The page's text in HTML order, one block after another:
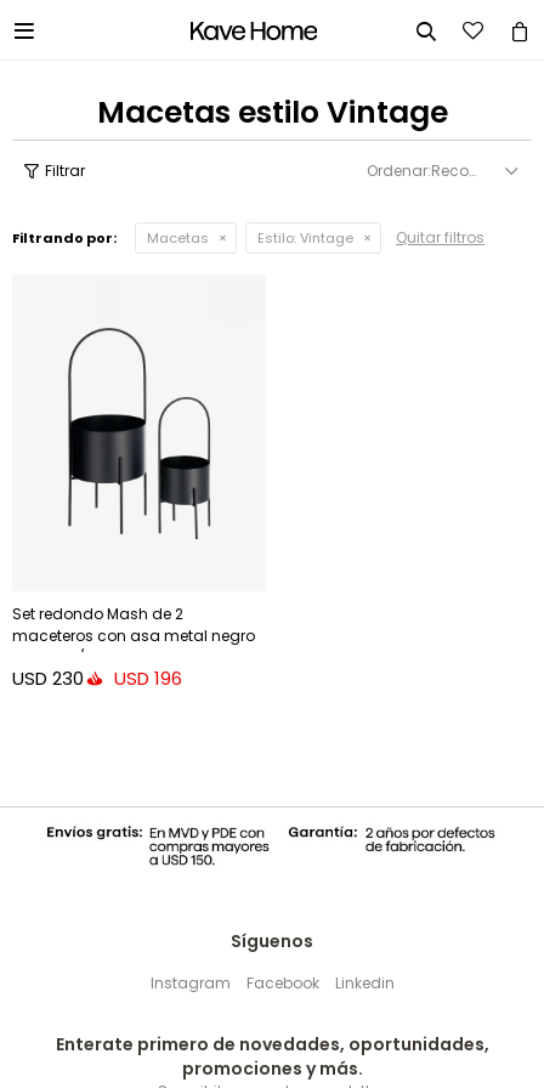
 
Macetas estilo Vintage
Recomendados
Filtrando por: Macetas Estilo:Vintage Quitar filtros
Set redondo Mash de 2
maceteros con asa metal negro
Ø 25 cm / Ø 16,5 cm
USD 230 USD 196
Síguenos
Instagram Facebook Linkedin
Enterate primero de novedades, oportunidades,
promociones y más.